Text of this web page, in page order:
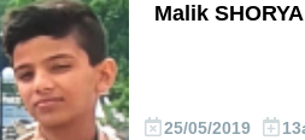
Malik SHORYA
25/05/2019